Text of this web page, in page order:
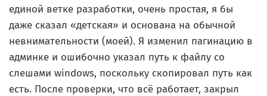
единой ветке разработки, очень простая, я бы
даже сказал «детская» и основана на обычной
невнимательности (моей). Я изменил пагинацию в
админке и ошибочно указал путь к файлу со
слешами windows, поскольку скопировал путь как
есть. После проверки, что всё работает, закрыл